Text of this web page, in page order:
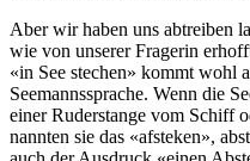
Aber wir haben uns abtreiben
wie von unserer Fragerin
«in See stechen» kommt wohl
Seemannssprache. Wenn die
einer Ruderstange vom Schiff
nannten sie das «afsteken»,